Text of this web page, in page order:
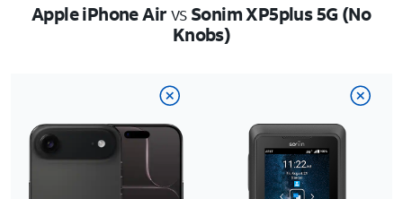
Apple iPhone AirvsSonim XP5plus 5G (No
Knobs)